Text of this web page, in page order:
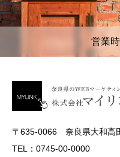
営業
〒635-0066 奈良県大和高
TEL：0745-00-0000